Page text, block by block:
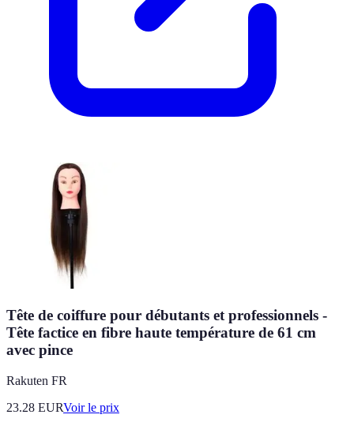
Tête de coiffure pour débutants et professionnels -
Tête factice en fibre haute température de 61 cm
avec pince
Rakuten FR
23.28 EURVoir le prix